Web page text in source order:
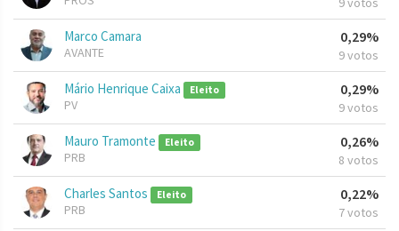
Marco Camara
AVANTE
0,29%
9 votos
Mário Henrique Caixa Eleito
PV
0,29%
9 votos
Mauro Tramonte Eleito
PRB
0,26%
8 votos
Charles Santos Eleito
PRB
0,22%
7 votos